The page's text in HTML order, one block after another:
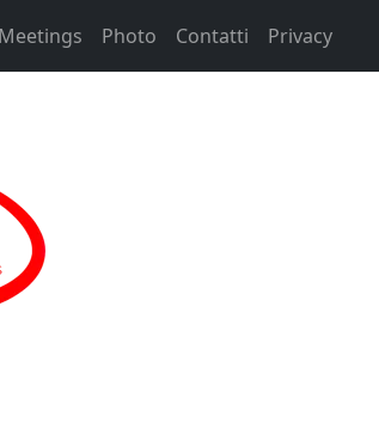
Meetings Photo Contatti Privacy